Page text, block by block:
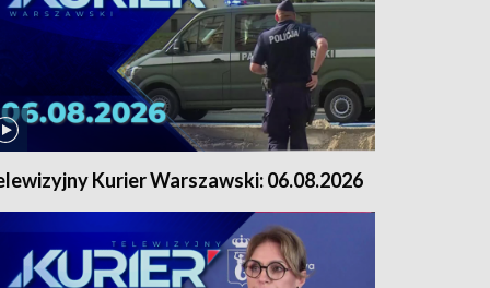
Kurier Warszawski: 06.08.2026